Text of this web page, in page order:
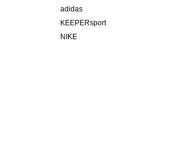
adidas
KEEPERsport
NIKE